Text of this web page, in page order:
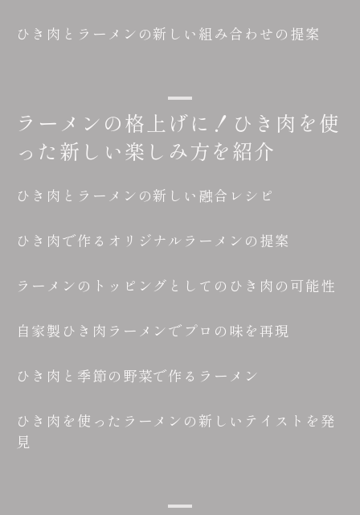
ひき肉とラーメンの新しい組み合わせの提案
ラーメンの格上げに！ひき肉を使
った新しい楽しみ方を紹介
ひき肉とラーメンの新しい融合レシピ
ひき肉で作るオリジナルラーメンの提案
ラーメンのトッピングとしてのひき肉の可能性
自家製ひき肉ラーメンでプロの味を再現
ひき肉と季節の野菜で作るラーメン
ひき肉を使ったラーメンの新しいテイストを発
見